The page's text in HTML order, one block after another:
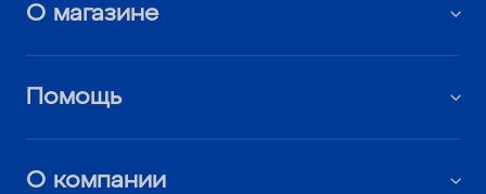
О магазине
Помощь
О компании